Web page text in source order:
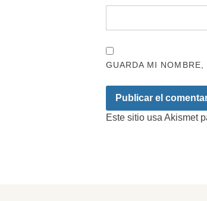
GUARDA MI
Este sitio usa Akismet